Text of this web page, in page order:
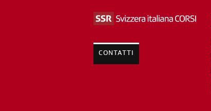
CONTATTI